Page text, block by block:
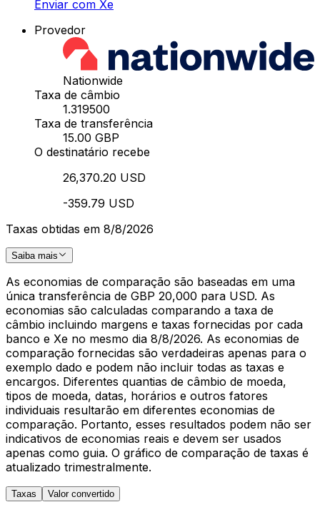
Enviar com Xe
Provedor
Nationwide
Taxa de câmbio
1.319500
Taxa de transferência
15.00 GBP
O destinatário recebe
26,370.20 USD
-359.79 USD
Taxas obtidas em 8/8/2026
Saiba mais
As economias de comparação são baseadas em uma
única transferência de GBP 20,000 para USD. As
economias são calculadas comparando a taxa de
câmbio incluindo margens e taxas fornecidas por cada
banco e Xe no mesmo dia 8/8/2026. As economias de
comparação fornecidas são verdadeiras apenas para o
exemplo dado e podem não incluir todas as taxas e
encargos. Diferentes quantias de câmbio de moeda,
tipos de moeda, datas, horários e outros fatores
individuais resultarão em diferentes economias de
comparação. Portanto, esses resultados podem não ser
indicativos de economias reais e devem ser usados
apenas como guia. O gráfico de comparação de taxas é
atualizado trimestralmente.
Taxas Valor convertido